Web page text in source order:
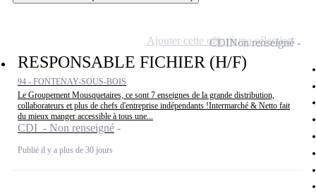
RESPONSABLE FICHIER (H/F)
94 - FONTENAY-SOUS-BOIS
Le Groupement Mousquetaires, ce sont 7 enseignes de la grande distribution,
collaborateurs et plus de chefs d'entreprise indépendants !Intermarché & Netto fait
du mieux manger accessible à tous une...
CDI - Non renseigné
Publié il y a plus de 30 jours
CDINon renseigné
Ajouter cette offre à ma sélection